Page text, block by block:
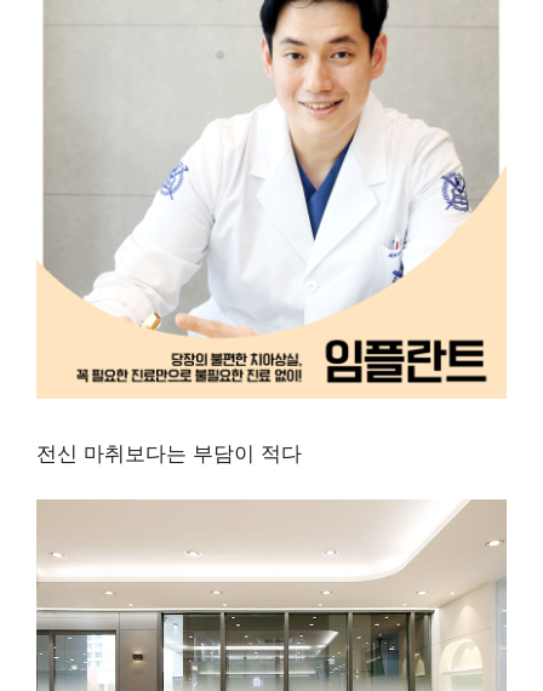
전신 마취보다는 부담이 적다